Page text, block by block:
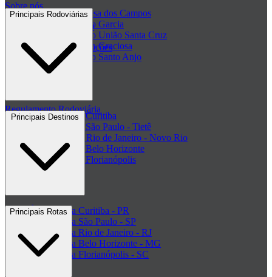
Sobre nós
Central de ajuda - FAQ
Regulamento de Promoções
Clube de ofertas
Regulamento Rodoviária
Passagem Princesa dos Campos
Passagem Viação Garcia
Passagem Viação União Santa Cruz
Passagem Viação Graciosa
Passagem Viação Santo Anjo
+ Viações
Principais Rodoviárias
Rodoviária de Curitiba
Rodoviária de São Paulo - Tietê
Rodoviária do Rio de Janeiro - Novo Rio
Rodoviária de Belo Horizonte
Rodoviária de Florianópolis
+ Rodoviárias
Ônibus para Curitiba - PR
Ônibus para São Paulo - SP
Ônibus para Rio de Janeiro - RJ
Ônibus para Belo Horizonte - MG
Ônibus para Florianópolis - SC
Principais Rotas